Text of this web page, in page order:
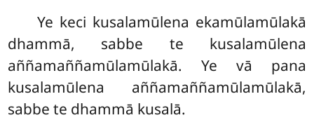
Ye keci kusalamūlena ekamūlamūlakā
dhammā, sabbe te kusalamūlena
aññamaññamūlamūlakā. Ye vā pana
kusalamūlena aññamaññamūlamūlakā,
sabbe te dhammā kusalā.